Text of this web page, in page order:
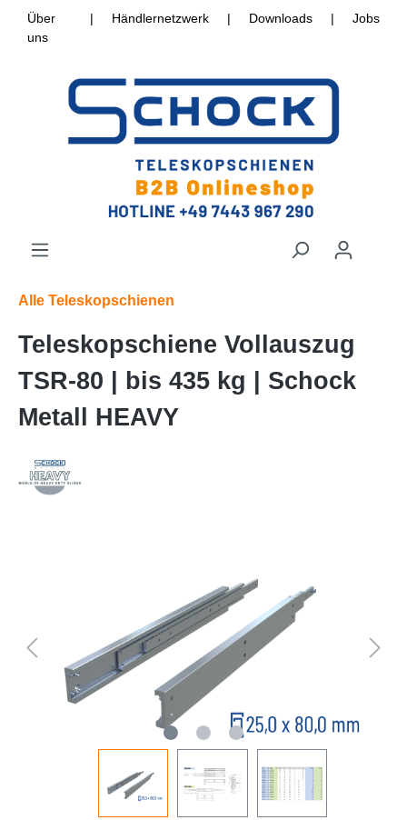
Über
uns
| Händlernetzwerk | Downloads | Jobs
Alle Teleskopschienen
Teleskopschiene Vollauszug
TSR-80 | bis 435 kg | Schock
Metall HEAVY